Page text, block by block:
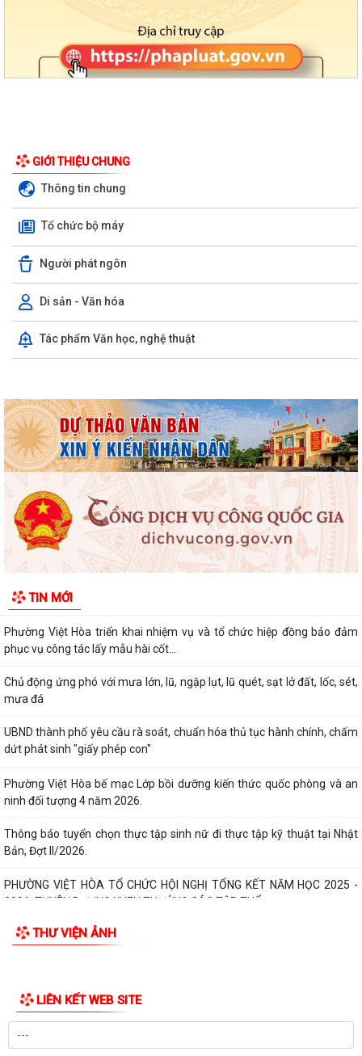
GIỚI THIỆU CHUNG
Thông tin chung
Tổ chức bộ máy
Người phát ngôn
Di sản - Văn hóa
Tác phẩm Văn học, nghệ thuật
TIN MỚI
PHƯỜNG VIỆT HÒA TRIỂN KHAI KẾ HOẠCH THU THUẾ SỬ DỤNG ĐẤT
PHI NÔNG NGHIỆP NĂM 2026
UBND PHƯỜNG VIỆT HÒA TRIỂN KHAI TUYÊN TRUYỀN, NÂNG CAO KỸ
NĂNG SỬ DỤNG INTERNET, MẠNG XÃ HỘI AN...
Thông báo tuyển chọn ứng viên điều dưỡng, nhân viên chăm sóc đi
làm việc tại Nhật Bản theo Chương...
Khai mạc Giải bóng đá Thiếu niên, Nhi đồng phường Việt Hòa năm
2026.
phục vụ công tác lấy mẫu hài cốt...
Chủ động ứng phó với mưa lớn, lũ, ngập lụt, lũ quét, sạt lở đất, lốc, sét,
mưa đá
UBND thành phố yêu cầu rà soát, chuẩn hóa thủ tục hành chính, chấm
dứt phát sinh "giấy phép con"
Phường Việt Hòa bế mạc Lớp bồi dưỡng kiến thức quốc phòng và an
ninh đối tượng 4 năm 2026.
Thông báo tuyển chọn thực tập sinh nữ đi thực tập kỹ thuật tại Nhật
Bản, Đợt II/2026.
PHƯỜNG VIỆT HÒA TỔ CHỨC HỘI NGHỊ TỔNG KẾT NĂM HỌC 2025 -
2026, TUYÊN DƯƠNG KHEN THƯỞNG CÁC TẬP THỂ,...
ĐẢNG BỘ PHƯỜNG VIỆT HÒA HỌC TẬP, QUÁN TRIỆT NGHỊ QUYẾT HỘI
NGHỊ LẦN THỨ BA BAN CHẤP HÀNH TRUNG...
HỘI NÔNG DÂN THÀNH PHỐ HẢI PHÒNG: KIỂM TRA CÔNG TÁC HỘI VÀ
PHONG TRÀO NÔNG DÂN 6 THÁNG ĐẦU NĂM 2026...
2026) HĐND thành phố khóa XVII
Phường Việt Hòa khai mạc lớp bồi dưỡng kiến thức quốc phòng và an
ninh cho đối tượng 4 năm 2026